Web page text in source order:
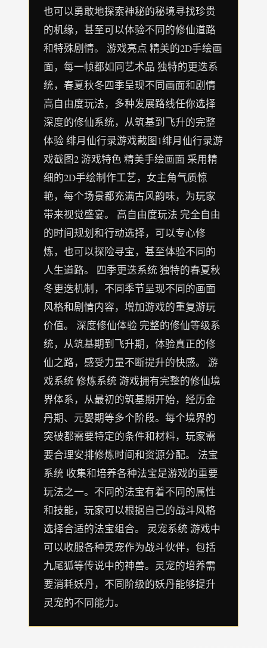
也可以勇敢地探索神秘的秘境寻找珍贵
的机缘，甚至可以体验不同的修仙道路
和特殊剧情。 游戏亮点 精美的2D手绘画
面，每一帧都如同艺术品 独特的更迭系
统，春夏秋冬四季呈现不同画面和剧情
高自由度玩法，多种发展路线任你选择
深度的修仙系统，从筑基到飞升的完整
体验 绯月仙行录游戏截图1绯月仙行录游
戏截图2 游戏特色 精美手绘画面 采用精
细的2D手绘制作工艺，女主角气质惊
艳，每个场景都充满古风韵味，为玩家
带来视觉盛宴。 高自由度玩法 完全自由
的时间规划和行动选择，可以专心修
炼，也可以探险寻宝，甚至体验不同的
人生道路。 四季更迭系统 独特的春夏秋
冬更迭机制，不同季节呈现不同的画面
风格和剧情内容，增加游戏的重复游玩
价值。 深度修仙体验 完整的修仙等级系
统，从筑基期到飞升期，体验真正的修
仙之路，感受力量不断提升的快感。 游
戏系统 修炼系统 游戏拥有完整的修仙境
界体系，从最初的筑基期开始，经历金
丹期、元婴期等多个阶段。每个境界的
突破都需要特定的条件和材料，玩家需
要合理安排修炼时间和资源分配。 法宝
系统 收集和培养各种法宝是游戏的重要
玩法之一。不同的法宝有着不同的属性
和技能，玩家可以根据自己的战斗风格
选择合适的法宝组合。 灵宠系统 游戏中
可以收服各种灵宠作为战斗伙伴，包括
九尾狐等传说中的神兽。灵宠的培养需
要消耗妖丹，不同阶级的妖丹能够提升
灵宠的不同能力。